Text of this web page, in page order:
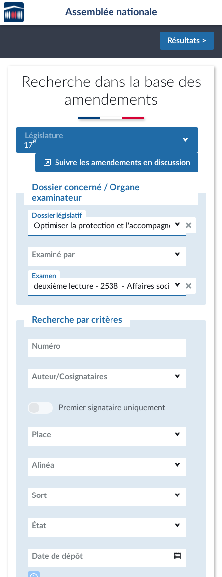
Aller au contenu
Aller en bas de la page
Accèder
à la
page
Assemblée nationale
Résultats >
Recherche dans la base des
amendements
Législature
17e
Suivre les amendements en discussion
Dossier concerné / Organe
examinateur
Dossier législatif
Examiné par
Examen
Recherche par critères
Numéro
Auteur/Cosignataires
Premier signataire uniquement
Place
Alinéa
Sort
État
Date de dépôt